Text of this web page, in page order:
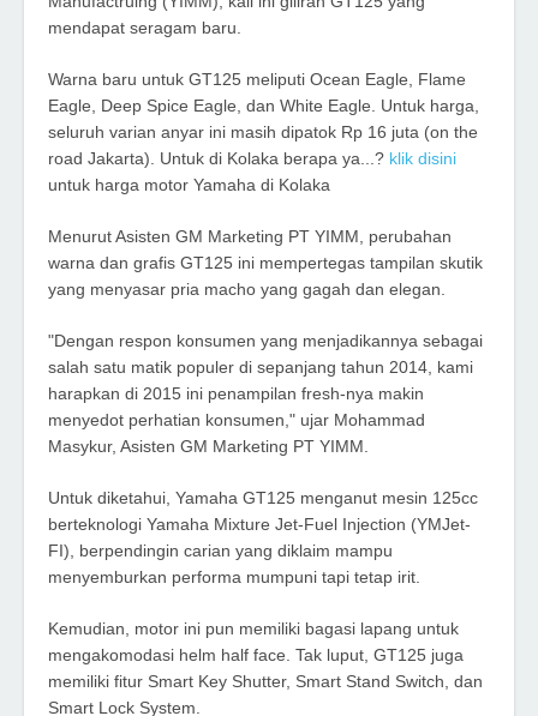
mendapat seragam baru.
Warna baru untuk GT125 meliputi Ocean Eagle, Flame
Eagle, Deep Spice Eagle, dan White Eagle. Untuk harga,
seluruh varian anyar ini masih dipatok Rp 16 juta (on the
road Jakarta). Untuk di Kolaka berapa ya...? klik disini
untuk harga motor Yamaha di Kolaka
Menurut Asisten GM Marketing PT YIMM, perubahan
warna dan grafis GT125 ini mempertegas tampilan skutik
yang menyasar pria macho yang gagah dan elegan.
"Dengan respon konsumen yang menjadikannya sebagai
salah satu matik populer di sepanjang tahun 2014, kami
harapkan di 2015 ini penampilan fresh-nya makin
menyedot perhatian konsumen," ujar Mohammad
Masykur, Asisten GM Marketing PT YIMM.
Untuk diketahui, Yamaha GT125 menganut mesin 125cc
berteknologi Yamaha Mixture Jet-Fuel Injection (YMJet-
FI), berpendingin carian yang diklaim mampu
menyemburkan performa mumpuni tapi tetap irit.
Kemudian, motor ini pun memiliki bagasi lapang untuk
mengakomodasi helm half face. Tak luput, GT125 juga
memiliki fitur Smart Key Shutter, Smart Stand Switch, dan
Smart Lock System.